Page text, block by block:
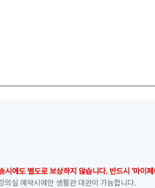
에도 별도로 보상하지 않습니다. 반드시 '마
실 예약시에만 생활관 대관이 가능합니다.